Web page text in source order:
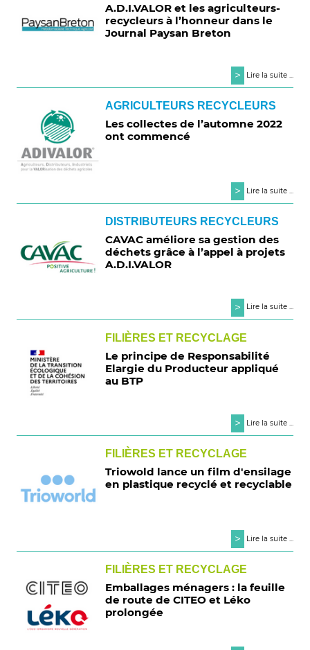
A.D.I.VALOR et les agriculteurs-
recycleurs à l’honneur dans le
Journal Paysan Breton
> Lire la suite ...
AGRICULTEURS RECYCLEURS
Les collectes de l’automne 2022
ont commencé
> Lire la suite ...
DISTRIBUTEURS RECYCLEURS
CAVAC améliore sa gestion des
déchets grâce à l’appel à projets
A.D.I.VALOR
> Lire la suite ...
FILIÈRES ET RECYCLAGE
Le principe de Responsabilité
Elargie du Producteur appliqué
au BTP
> Lire la suite ...
FILIÈRES ET RECYCLAGE
Triowold lance un film d'ensilage
en plastique recyclé et recyclable
> Lire la suite ...
FILIÈRES ET RECYCLAGE
Emballages ménagers : la feuille
de route de CITEO et Léko
prolongée